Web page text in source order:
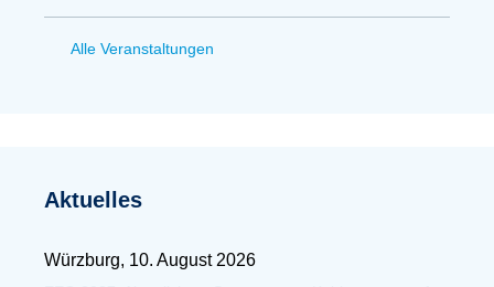
Alle Veranstaltungen
Aktuelles
Würzburg, 10. August 2026